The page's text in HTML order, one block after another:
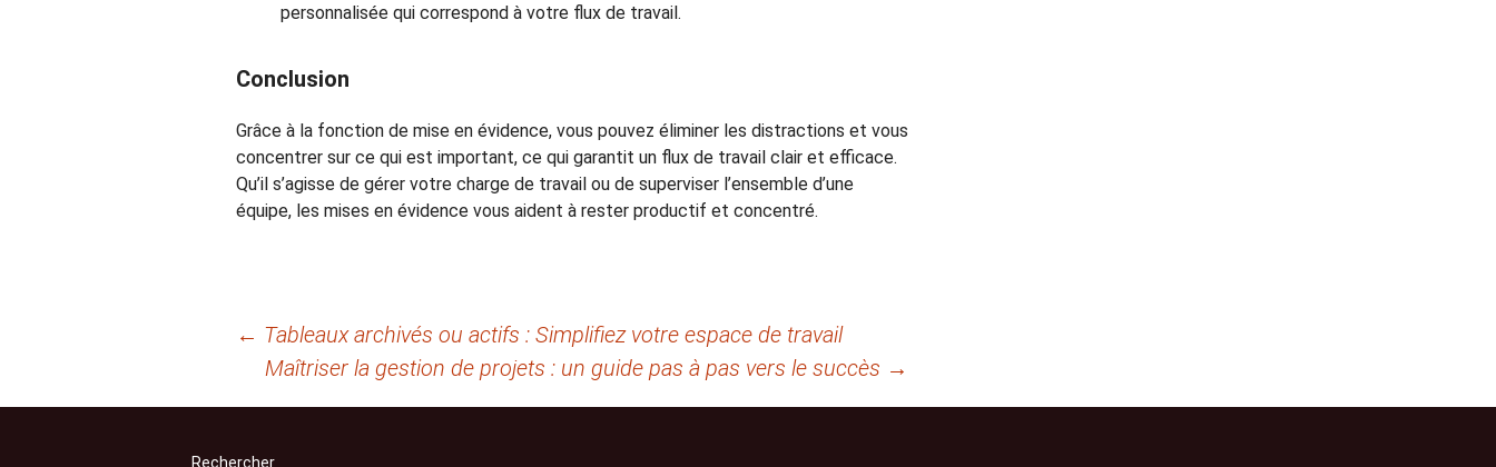
personnalisée qui correspond à votre flux de travail.
Conclusion
Grâce à la fonction de mise en évidence, vous pouvez éliminer les distractions et vous
concentrer sur ce qui est important, ce qui garantit un flux de travail clair et efficace.
Qu’il s’agisse de gérer votre charge de travail ou de superviser l’ensemble d’une
équipe, les mises en évidence vous aident à rester productif et concentré.
← Tableaux archivés ou actifs : Simplifiez votre espace de travail
Maîtriser la gestion de projets : un guide pas à pas vers le succès →
Rechercher